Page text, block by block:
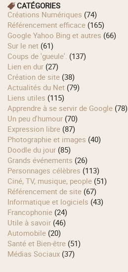
CATÉGORIES
Créations Numériques (74)
Référencement efficace (165)
Google Yahoo Bing et autres (66)
Sur le net (61)
Coups de 'gueule'. (137)
Lien en dur (27)
Création de site (38)
Actualités du Net (79)
Liens utiles (115)
Apprendre à se servir de Google (78)
Un peu d'humour (70)
Expression libre (87)
Photographie et images (40)
Doodle du jour (85)
Grands événements (26)
Personnages célèbres (113)
Ciné, TV, musique, people (51)
Référencement de site (67)
Informatique et logiciels (43)
Francophonie (24)
Utile à savoir (46)
Automobile (20)
Santé et Bien-être (51)
Médias Sociaux (37)